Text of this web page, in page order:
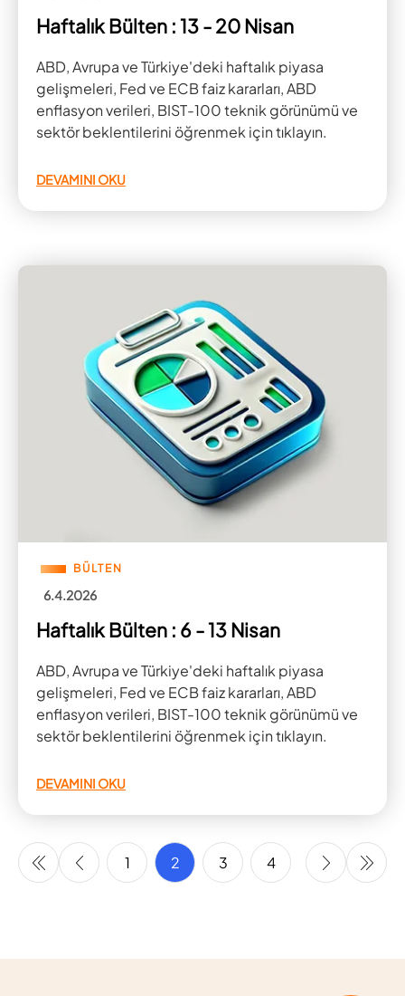
Haftalık Bülten : 13 - 20 Nisan
ABD, Avrupa ve Türkiye'deki haftalık piyasa
gelişmeleri, Fed ve ECB faiz kararları, ABD
enflasyon verileri, BIST-100 teknik görünümü ve
sektör beklentilerini öğrenmek için tıklayın.
DEVAMINI OKU
BÜLTEN
6.4.2026
Haftalık Bülten : 6 - 13 Nisan
ABD, Avrupa ve Türkiye'deki haftalık piyasa
gelişmeleri, Fed ve ECB faiz kararları, ABD
enflasyon verileri, BIST-100 teknik görünümü ve
sektör beklentilerini öğrenmek için tıklayın.
DEVAMINI OKU
1 2 3 4 5 6